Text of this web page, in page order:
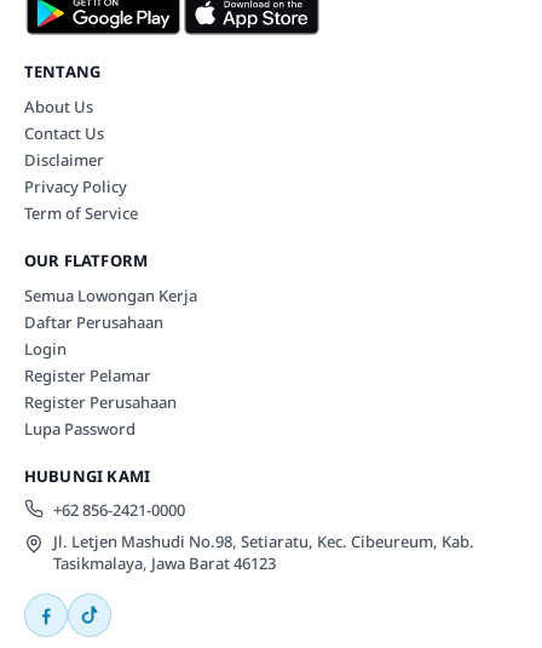
TENTANG
About Us
Contact Us
Disclaimer
Privacy Policy
Term of Service
OUR FLATFORM
Semua Lowongan Kerja
Daftar Perusahaan
Login
Register Pelamar
Register Perusahaan
Lupa Password
HUBUNGI KAMI
+62 856-2421-0000
Jl. Letjen Mashudi No.98, Setiaratu, Kec. Cibeureum, Kab.
Tasikmalaya, Jawa Barat 46123